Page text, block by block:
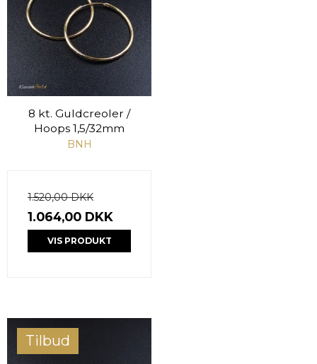
8 kt. Guldcreoler /
Hoops 1,5/32mm
BNH
1.520,00 DKK
1.064,00 DKK
VIS PRODUKT
Tilbud